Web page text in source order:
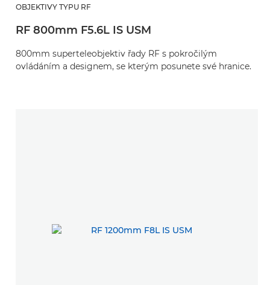
OBJEKTIVY TYPU RF
RF 800mm F5.6L IS USM
800mm superteleobjektiv řady RF s pokročilým
ovládáním a designem, se kterým posunete své hranice.